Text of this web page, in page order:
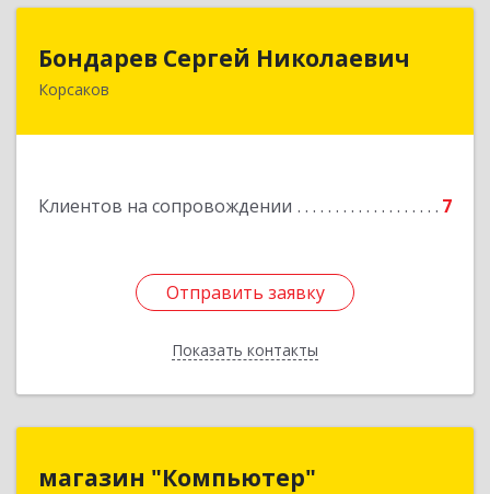
Бондарев Сергей Николаевич
Корсаков
Клиентов на сопровождении 7
Отправить заявку
Показать контакты
Бондарев Сергей Николаевич
Отправить заявку
Назад
магазин "Компьютер"